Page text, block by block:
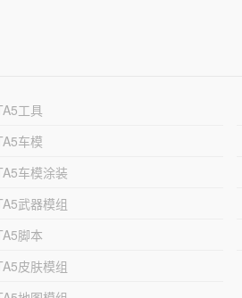
工具
车模
车模涂装
武器模组
脚本
皮肤模组